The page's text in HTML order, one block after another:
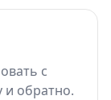
с
и обратно.